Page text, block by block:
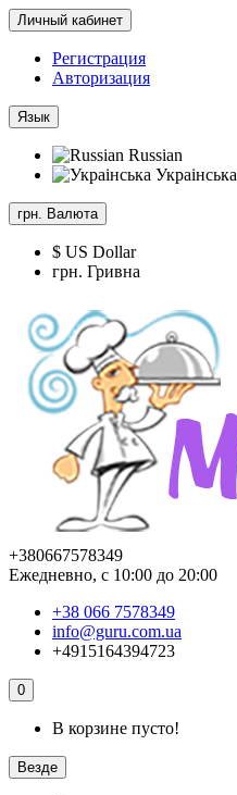
Личный кабинет
Регистрация
Авторизация
Язык
Russian
Украінська
грн. Валюта
$ US Dollar
грн. Гривна
+380667578349
Ежедневно, с 10:00 до 20:00
+38 066 7578349
info@guru.com.ua
+4915164394723
0
В корзине пусто!
Везде